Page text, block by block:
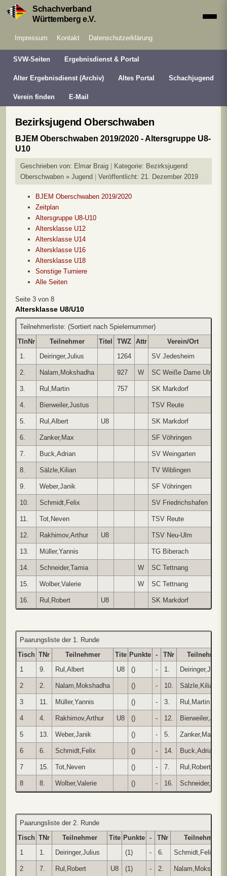
Schachverband
Württemberg e.V.
Impressum Kontakt Datenschutzerklärung
SVW-Seiten Ergebnisdienst & Portal
Alter Ergebnisdienst (Archiv) Altes Portal Schachjugend
Verein finden E-Mail
Bezirksjugend Oberschwaben
BJEM Oberschwaben 2019/2020 - Altersgruppe U8-
U10
Geschrieben von: Elmar Braig Kategorie: Bezirksjugend
Oberschwaben » Jugend
Veröffentlicht: 21. Dezember 2019
BJEM Oberschwaben 2019/2020
Zeitplan
Altersgruppe U8-U10
Altersklasse U12
Altersklasse U14
Altersklasse U16
Altersklasse U18
Sonstige Turniere
Alle Seiten
Seite 3 von 8
Altersklasse U8/U10
Teilnehmerliste: (Sortiert nach Spielernummer)
TlnNr
Teilnehmer Titel TWZ Attr Verein/Ort
1.
Deiringer,Julius 1264 SV Jedesheim
2. Nalam,Mokshadha 927 W SC Weiße Dame Ulm
3. Rul,Martin 757 SK Markdorf
4. Bierweiler,Justus TSV Reute
5. Rul,Albert U8 SK Markdorf
6. Zanker,Max SF Vöhringen
7. Buck,Adrian SV Weingarten
8. Sälzle,Kilian TV Wiblingen
9. Weber,Janik SF Vöhringen
10. Schmidt,Felix SV Friedrichshafen
11. Tot,Neven TSV Reute
12. Rakhimov,Arthur U8 TSV Neu-Ulm
13. Müller,Yannis TG Biberach
14. Schneider,Tamia W SC Tettnang
15. Wolber,Valerie W SC Tettnang
16. Rul,Robert U8 SK Markdorf
Paarungsliste der 1. Runde
Tisch TNr Teilnehmer Tite Punkte - TNr
Teilnehmer
1
9. Rul,Albert U8 () - 1. Deiringer,Julius
2 2. Nalam,Mokshadha () - 10. Sälzle,Kilian
3 11. Müller,Yannis () - 3. Rul,Martin
4 4. Rakhimov,Arthur U8 () - 12. Bierweiler,Justu
5 13. Weber,Janik () - 5. Zanker,Max
6 6. Schmidt,Felix () - 14. Buck,Adrian
7 15. Tot,Neven () - 7. Rul,Robert
8 8. Wolber,Valerie () - 16.
Paarungsliste der 2. Runde
Tisch TNr Teilnehmer Tite Punkte - TNr
Teilnehmer
1
1. Deiringer,Julius (1) - 6. Schmidt,Felix
2 7. Rul,Robert U8 (1) - 2.